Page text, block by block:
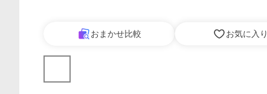
おまかせ比較 お気に入り